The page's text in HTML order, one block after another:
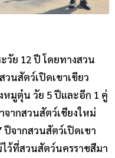
วัย 12 ปี โดยทางสวน
นสัตว์เปิดเขาเขียว
หมูตุ๋น วัย 5 ปีและอีก 1 คู่
ากสวนสัตว์เชียงใหม่
จากสวนสัตว์เปิดเขา
ว้ที่สวนสัตว์นครราชสีมา